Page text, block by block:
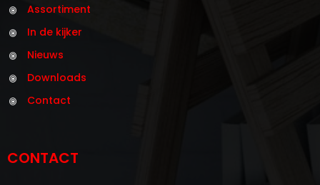
Assortiment
In de kijker
Nieuws
Downloads
Contact
CONTACT